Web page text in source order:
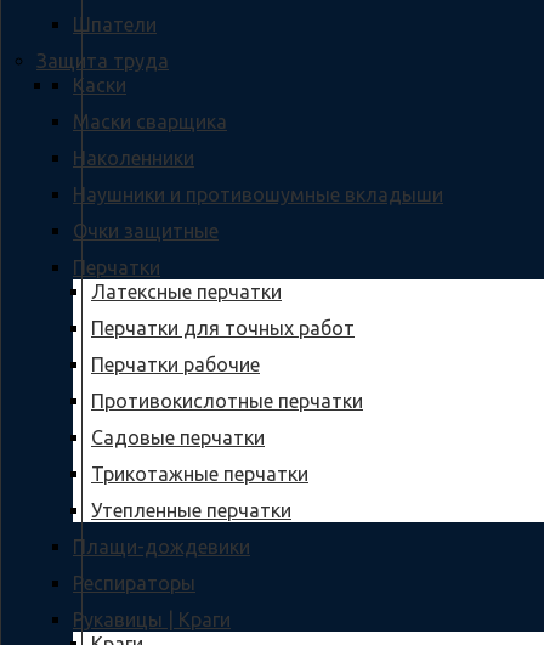
Шпатели
Защита труда
Каски
Маски сварщика
Наколенники
Наушники и противошумные вкладыши
Очки защитные
Перчатки
Латексные перчатки
Перчатки для точных работ
Перчатки рабочие
Противокислотные перчатки
Садовые перчатки
Трикотажные перчатки
Утепленные перчатки
Плащи-дождевики
Респираторы
Рукавицы | Краги